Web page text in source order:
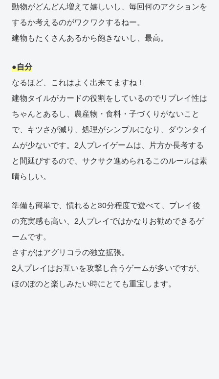
動物がどんどん増えて嬉しいし、毎回何のアクションを
するか考えるのがワクワクするねー。
建物もたくさんあるから飽きないし、最高。
●自分
なるほど、これはよく出来てますね！
建物タイルがカードの役割をしているのでリプレイ性は
ちゃんとあるし、農産物・食料・子づくりがないこと
で、キツさが減り、処理がシンプルになり、ダウンタイ
ムが少ないです。2人プレイゲームは、片方か長考する
と間延びするので、サクサク進められるこのルールは素
晴らしい。
準備も簡単で、慣れると30分程度で遊べて、プレイ後
の充実感も高い、2人プレイではかなりお勧めできるゲ
ームです。
さすがはアグリコラの独立拡張。
2人プレイはお互いを攻撃し合うゲームが多いですが、
ほのぼのと楽しみたい時にとても重宝します。